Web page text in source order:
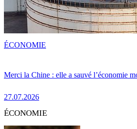
Merci la Chine : elle a sauvé l’économie
27.07.2026
ÉCONOMIE
ÉCONOMIE